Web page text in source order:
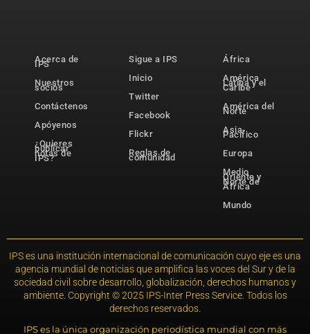
Acerca de
IPS
Nuestros
socios
Contáctenos
Apóyenos
¿Quieres
publicar
notas de
IPS?
Sigue a IPS
Inicio
Twitter
Facebook
Flickr
Reglas de
comunidad
África
América
Latina y el
Caribe
América del
Norte
Asia-
Pacífico
Europa
Medio
Oriente y
Norte de
África
Mundo
IPS es una institución internacional de comunicación cuyo eje es una
agencia mundial de noticias que amplifica las voces del Sur y de la
sociedad civil sobre desarrollo, globalización, derechos humanos y
ambiente. Copyright © 2025 IPS-Inter Press Service. Todos los
derechos reservados.
IPS es la única organización periodística mundial con más